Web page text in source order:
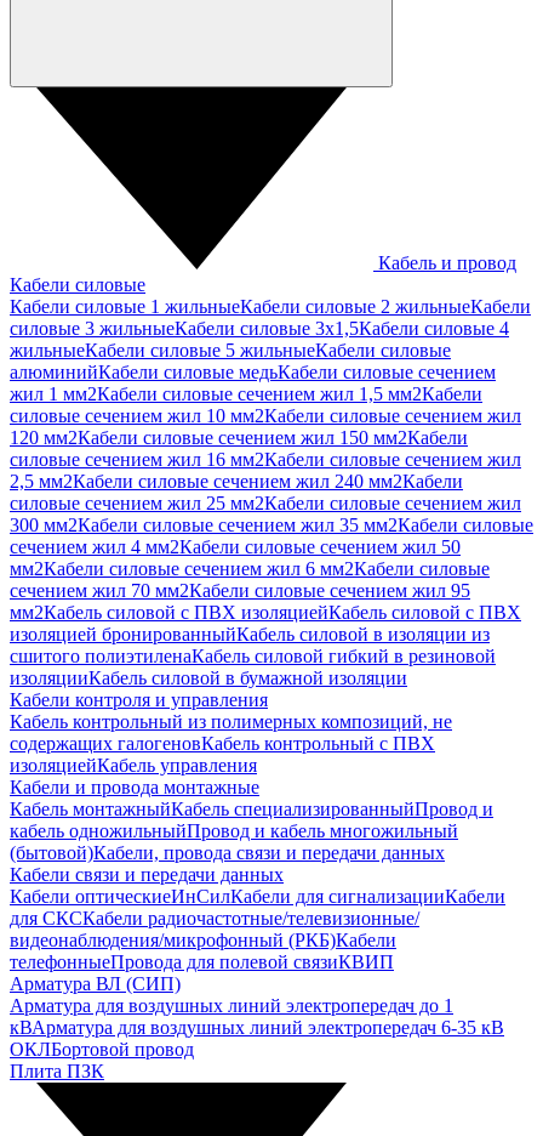
Кабель и провод
Кабели силовые
Кабели силовые 1 жильныеКабели силовые 2 жильныеКабели
силовые 3 жильныеКабели силовые 3х1,5Кабели силовые 4
жильныеКабели силовые 5 жильныеКабели силовые
алюминийКабели силовые медьКабели силовые сечением
жил 1 мм2Кабели силовые сечением жил 1,5 мм2Кабели
силовые сечением жил 10 мм2Кабели силовые сечением жил
120 мм2Кабели силовые сечением жил 150 мм2Кабели
силовые сечением жил 16 мм2Кабели силовые сечением жил
2,5 мм2Кабели силовые сечением жил 240 мм2Кабели
силовые сечением жил 25 мм2Кабели силовые сечением жил
300 мм2Кабели силовые сечением жил 35 мм2Кабели силовые
сечением жил 4 мм2Кабели силовые сечением жил 50
мм2Кабели силовые сечением жил 6 мм2Кабели силовые
сечением жил 70 мм2Кабели силовые сечением жил 95
мм2Кабель силовой с ПВХ изоляциейКабель силовой с ПВХ
изоляцией бронированныйКабель силовой в изоляции из
сшитого полиэтиленаКабель силовой гибкий в резиновой
изоляцииКабель силовой в бумажной изоляции
Кабели контроля и управления
Кабель контрольный из полимерных композиций, не
содержащих галогеновКабель контрольный с ПВХ
изоляциейКабель управления
Кабели и провода монтажные
Кабель монтажныйКабель специализированныйПровод и
кабель одножильныйПровод и кабель многожильный
(бытовой)Кабели, провода связи и передачи данных
Кабели связи и передачи данных
Кабели оптическиеИнСилКабели для сигнализацииКабели
для СКСКабели радиочастотные/телевизионные/
видеонаблюдения/микрофонный (РКБ)Кабели
телефонныеПровода для полевой связиКВИП
Арматура ВЛ (СИП)
Арматура для воздушных линий электропередач до 1
кВАрматура для воздушных линий электропередач 6-35 кВ
ОКЛБортовой провод
Плита ПЗК